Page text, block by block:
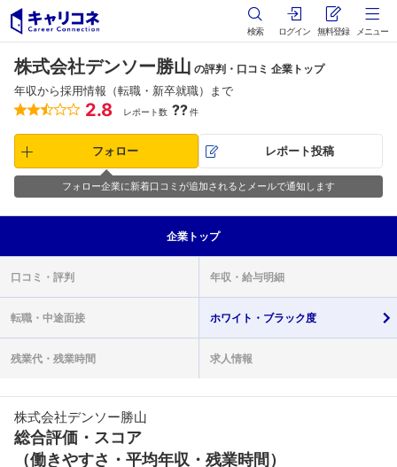
検索 ログイン 無料登録 メニュー
株式会社デンソー勝山 の評判・口コミ 企業トップ
年収から採用情報（転職・新卒就職）まで
2.8 レポート数 ??件
フォロー レポート投稿
フォロー企業に新着口コミが追加されるとメールで通知します
企業 トップ
口コミ・ 評判 年収・ 給与明細
転職・ 中途面接 ホワイト・ ブラック度
残業代・ 残業時間 求人情報
株式会社デンソー勝山
総合評価・スコア
（働きやすさ・平均年収・残業時間）